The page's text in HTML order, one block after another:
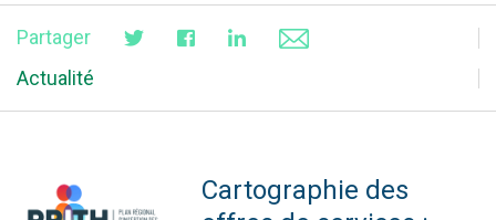
Partager
Actualité
Cartographie des